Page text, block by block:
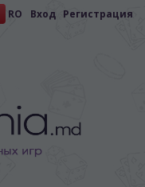
RO Вход Регистрация